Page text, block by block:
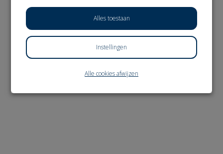
Alles toestaan
Instellingen
Alle cookies afwijzen